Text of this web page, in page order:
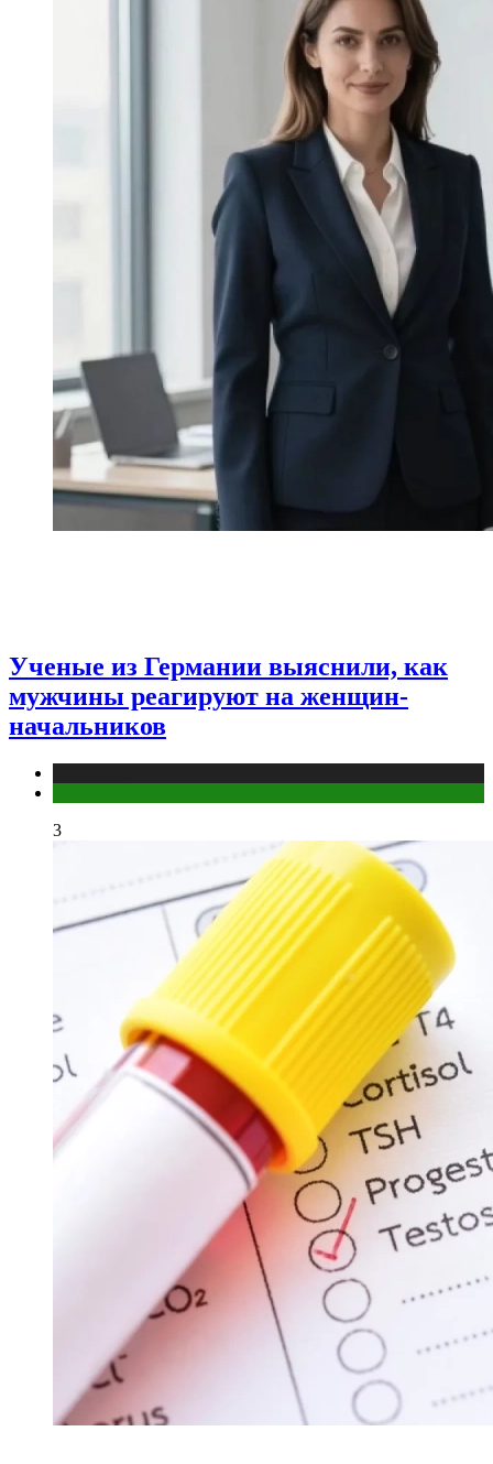
Ученые из Германии выяснили, как
мужчины реагируют на женщин-
начальников
3